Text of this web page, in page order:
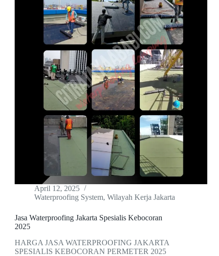
April 12, 2025
Waterproofing System, Wilayah Kerja Jakarta
Jasa Waterproofing Jakarta Spesialis Kebocoran
2025
HARGA JASA WATERPROOFING JAKARTA
SPESIALIS KEBOCORAN PERMETER 2025